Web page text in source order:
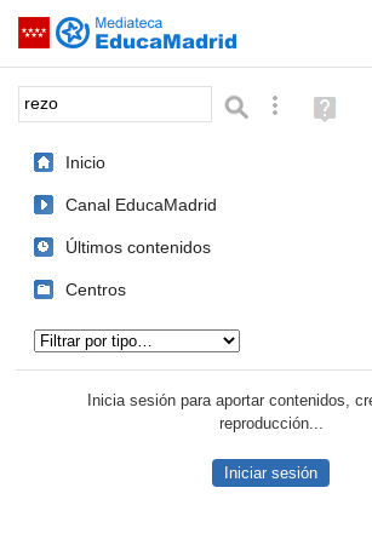
Saltar navegación
Palabra o frase: BúsquedaAyuda
(en
Inicio
Canal EducaMadrid
Últimos contenidos
Centros
Inicia sesión para aportar contenidos,
reproducción...
Iniciar sesión